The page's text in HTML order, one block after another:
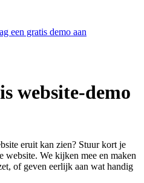
een gratis demo aan
website-demo
eruit kan zien? Stuur kort je
website. We kijken mee en maken
of geven eerlijk aan wat handig